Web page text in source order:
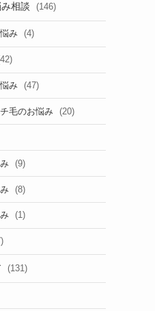
相談 (146)
み (4)
み (47)
毛のお悩み (20)
(9)
(8)
(1)
(131)